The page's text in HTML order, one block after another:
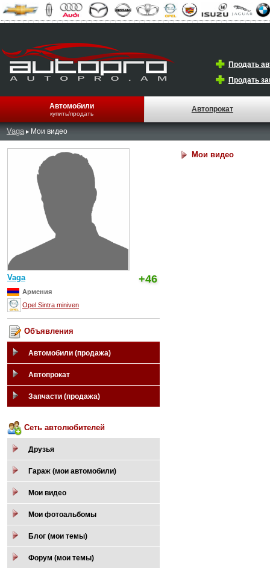
Продать
Продать
Автомобили
купить/продать
Автопрокат
Vaga Мои видео
Vaga +46
Армения
Opel Sintra miniven
Объявления
Автомобили (продажа)
Автопрокат
Запчасти (продажа)
Сеть автолюбителей
Друзья
Гараж (мои автомобили)
Мои видео
Мои фотоальбомы
Блог (мои темы)
Форум (мои темы)
Мои видео